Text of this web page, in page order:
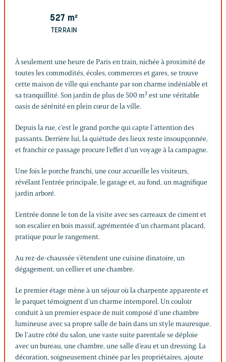
527 m²
TERRAIN
À seulement une heure de Paris en train, nichée à proximité de
toutes les commodités, écoles, commerces et gares, se trouve
cette maison de ville qui enchante par son charme indéniable et
sa tranquillité. Son jardin de plus de 500 m² est une véritable
oasis de sérénité en plein cœur de la ville.
Depuis la rue, c’est le grand porche qui capte l’attention des
passants. Derrière lui, la quiétude des lieux reste insoupçonnée,
et franchir ce passage procure l’effet d’un voyage à la campagne.
Une fois le porche franchi, une cour accueille les visiteurs,
révélant l’entrée principale, le garage et, au fond, un magnifique
jardin arboré.
L’entrée donne le ton de la visite avec ses carreaux de ciment et
son escalier en bois massif, agrémentée d’un charmant placard,
pratique pour le rangement.
Au rez-de-chaussée s’étendent une cuisine dinatoire, un
dégagement, un cellier et une chambre.
Le premier étage mène à un séjour où la charpente apparente et
le parquet témoignent d’un charme intemporel. Un couloir
conduit à un premier espace de nuit composé d’une chambre
lumineuse avec sa propre salle de bain dans un style mauresque.
De l’autre côté du salon, une vaste suite parentale se déploie
avec un bureau, une chambre, une salle d’eau et un dressing. La
décoration, soigneusement chinée par les propriétaires, ajoute